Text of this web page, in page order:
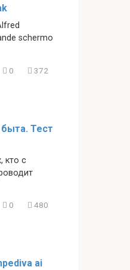
schermo
0 372
Тест
кто с
0 480
ai